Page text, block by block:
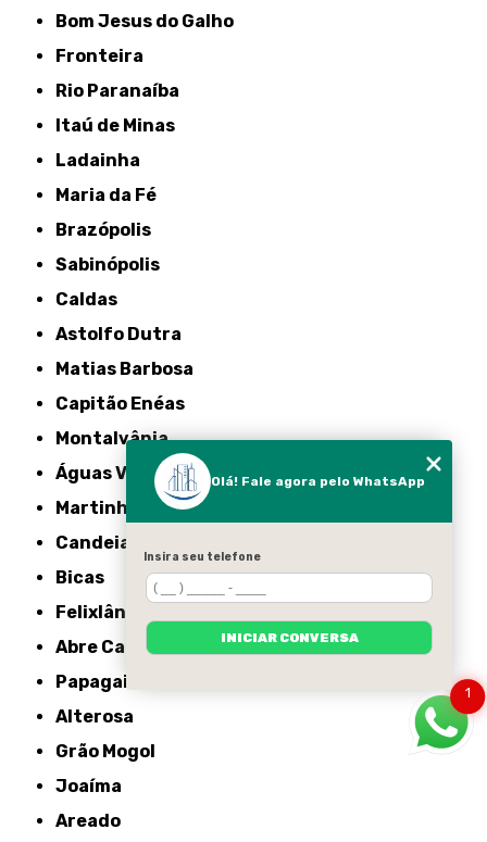
Bom Jesus do Galho
Fronteira
Rio Paranaíba
Itaú de Minas
Ladainha
Maria da Fé
Brazópolis
Sabinópolis
Caldas
Astolfo Dutra
Matias Barbosa
Capitão Enéas
Montalvânia
Águas Vermelhas
Martinho Campos
Candeias
Bicas
Felixlândia
Abre Campo
Papagaios
Alterosa
Grão Mogol
Joaíma
Areado
1
Olá! Fale agora pelo WhatsApp
Insira seu telefone
INICIAR CONVERSA